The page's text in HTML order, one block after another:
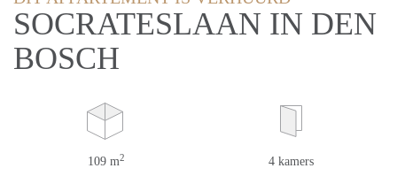
SOCRATESLAAN IN DEN
BOSCH
109 m2 4 kamers